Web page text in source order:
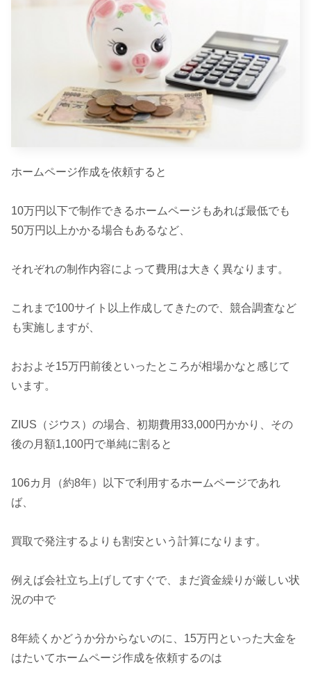
ホームページ作成を依頼すると
10万円以下で制作できるホームページもあれば最低でも
50万円以上かかる場合もあるなど、
それぞれの制作内容によって費用は大きく異なります。
これまで100サイト以上作成してきたので、競合調査など
も実施しますが、
おおよそ15万円前後といったところが相場かなと感じて
います。
ZIUS（ジウス）の場合、初期費用33,000円かかり、その
後の月額1,100円で単純に割ると
106カ月（約8年）以下で利用するホームページであれ
ば、
買取で発注するよりも割安という計算になります。
例えば会社立ち上げしてすぐで、まだ資金繰りが厳しい状
況の中で
8年続くかどうか分からないのに、15万円といった大金を
はたいてホームページ作成を依頼するのは